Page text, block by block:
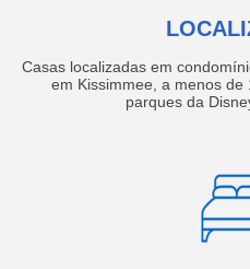
Casas localizadas em
em Kissimmee, a menos
parques da